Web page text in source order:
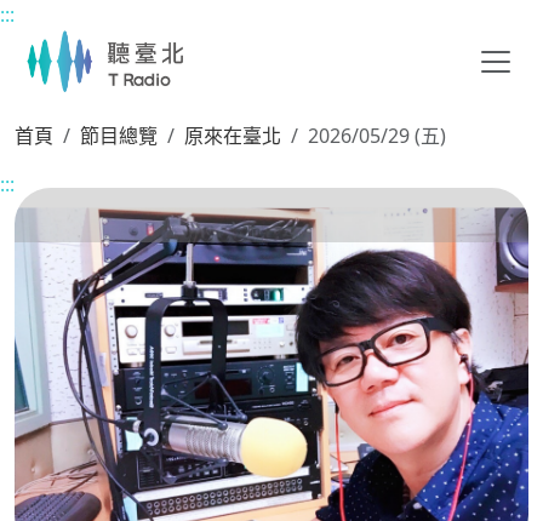
主要內容區塊
:::
首頁 節目總覽 原來在臺北
2026/05/29 (五)
:::